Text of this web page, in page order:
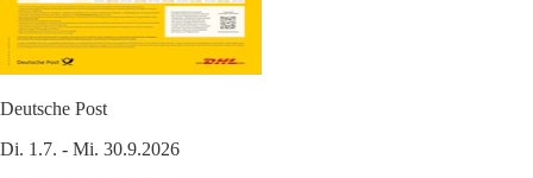
Deutsche Post
Di. 1.7. - Mi. 30.9.2026